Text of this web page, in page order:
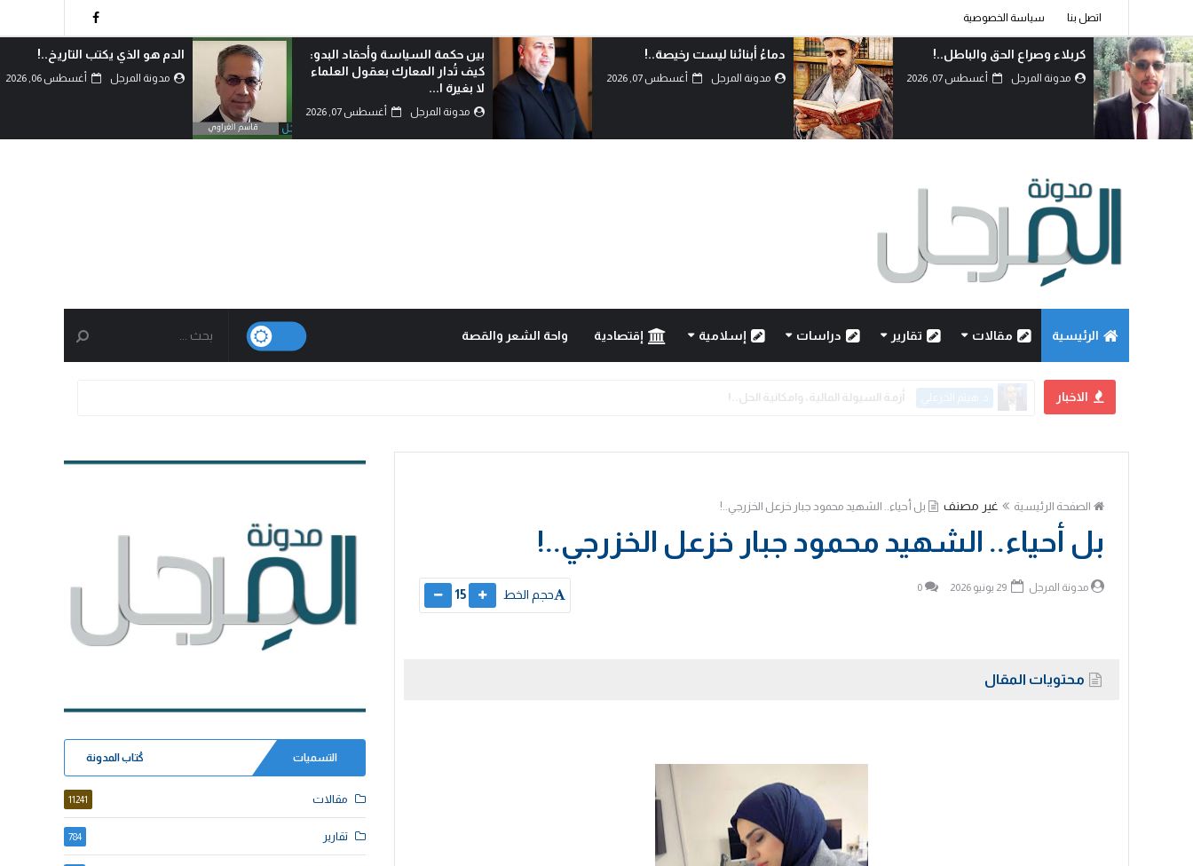
اتصل بنا سياسة الخصوصية
كربلاء وصراع الحق والباطل..!
مدونة المرجل أغسطس 07, 2026
دماءُ أبنائنا ليست رخيصة..!
مدونة المرجل أغسطس 07, 2026
بين حكمة السياسة وأحقاد البدو:
كيف تُدار المعارك بعقول العلماء
لا بغيرة ا...
مدونة المرجل أغسطس 07, 2026
الدم هو الذي يكتب التاريخ..!
مدونة المرجل أغسطس 06, 2026
الرئيسية مقالات تقارير دراسات إسلامية إقتصادية واحة الشعر والقصة
الاخبار علي الحسني كربلاء وصراع الحق والباطل..!
الصفحة الرئيسية غير مصنف بل أحياء.. الشهيد محمود جبار خزعل الخزرجي..!
بل أحياء.. الشهيد محمود جبار خزعل الخزرجي..!
مدونة المرجل 0 حجم الخط 15
محتويات المقال
التسميات كُتاب المدونة
مقالات 11241
تقارير 784